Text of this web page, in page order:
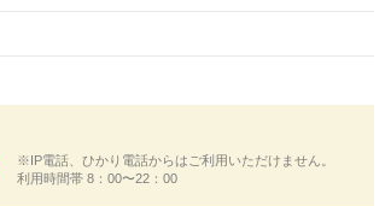
※IP電話、ひかり電話からはご利用いただけません。
利用時間帯 8：00〜22：00